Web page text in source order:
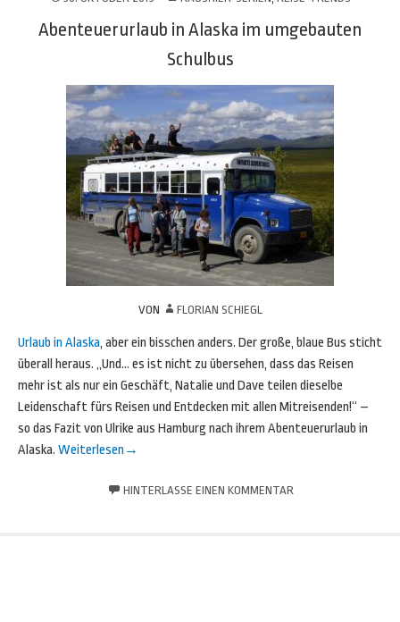
Abenteuerurlaub in Alaska im umgebauten
Schulbus
VON FLORIAN SCHIEGL
Urlaub in Alaska, aber ein bisschen anders. Der große, blaue Bus sticht
überall heraus. „Und… es ist nicht zu übersehen, dass das Reisen
mehr ist als nur ein Geschäft, Natalie und Dave teilen dieselbe
Leidenschaft fürs Reisen und Entdecken mit allen Mitreisenden!“ –
so das Fazit von Ulrike aus Hamburg nach ihrem Abenteuerurlaub in
Alaska. Weiterlesen →
HINTERLASSE EINEN KOMMENTAR